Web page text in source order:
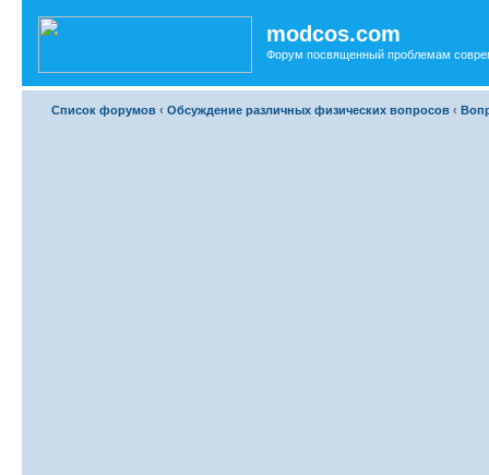
modcos.com
Форум посвященный проблемам
Список форумов ‹ Обсуждение различных физических вопросов ‹